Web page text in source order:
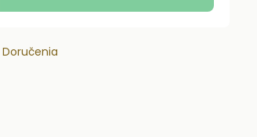
Doručenia